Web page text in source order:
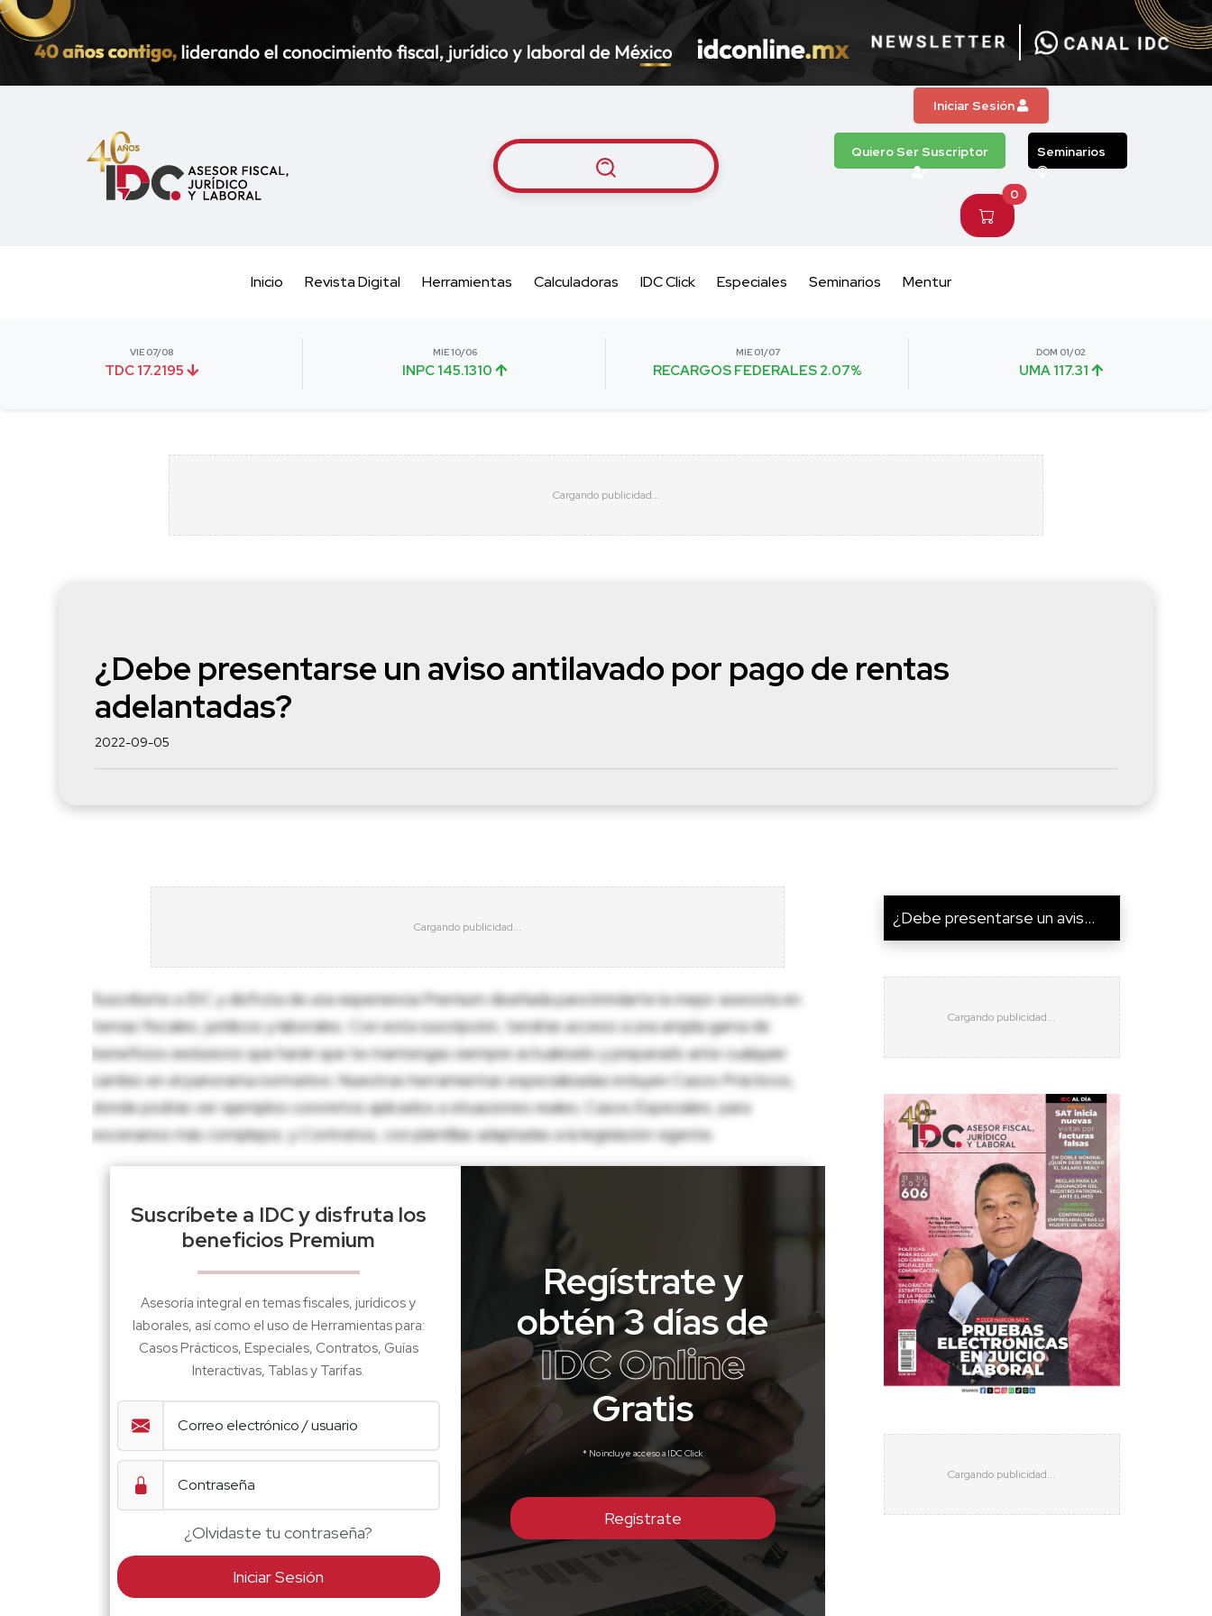
Iniciar Sesión
Quiero Ser Suscriptor Seminarios
0
Inicio Revista Digital Herramientas Calculadoras IDC Click Especiales Seminarios Mentur
VIE 07/08
TDC 17.2195
MIE 10/06
INPC 145.1310
MIE 01/07
RECARGOS FEDERALES 2.07%
DOM 01/02
UMA 117.31
¿Debe presentarse un aviso antilavado por pago de rentas
adelantadas?
2022-09-05
Suscríbete a IDC y disfruta de una experiencia Premium diseñada para brindarte la mejor asesoría en
temas fiscales, jurídicos y laborales. Con esta suscripción, tendrás acceso a una amplia gama de
beneficios exclusivos que harán que te mantengas siempre actualizado y preparado ante cualquier
cambio en el panorama normativo. Nuestras herramientas especializadas incluyen Casos Prácticos,
donde podrás ver ejemplos concretos aplicados a situaciones reales; Casos Especiales, para
escenarios más complejos; y Contratos, con plantillas adaptadas a la legislación vigente.
Suscríbete a IDC y disfruta los
beneficios Premium
Asesoría integral en temas fiscales, jurídicos y
laborales, así como el uso de Herramientas para:
Casos Prácticos, Especiales, Contratos, Guías
Interactivas, Tablas y Tarifas.
¿Olvidaste tu contraseña?
Iniciar Sesión
Regístrate y
obtén 3 días de
IDC Online
Gratis
* No incluye acceso a IDC Click
Regístrate
¿Debe presentarse un avis...